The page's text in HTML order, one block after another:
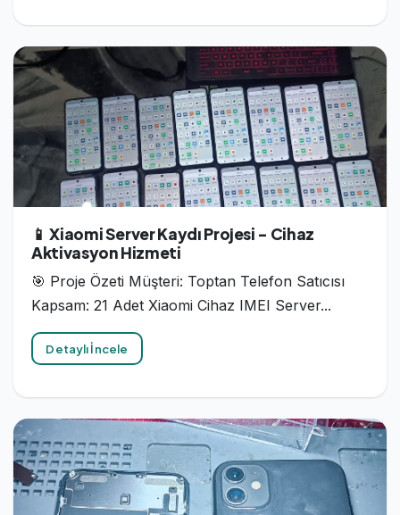
📱 Xiaomi Server Kaydı Projesi - Cihaz
Aktivasyon Hizmeti
🎯 Proje Özeti Müşteri: Toptan Telefon Satıcısı
Kapsam: 21 Adet Xiaomi Cihaz IMEI Server...
Detaylı İncele